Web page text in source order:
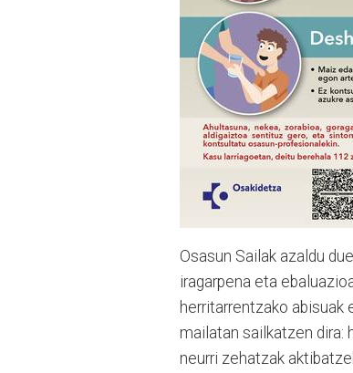
Osasun Sailak azaldu
iragarpena eta
herritarrentzako
mailatan sailkatzen dira:
neurri zehatzak